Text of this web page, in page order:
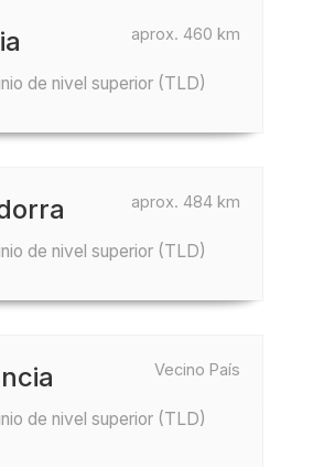
aprox. 460 km
de nivel superior (TLD)
aprox. 484 km
de nivel superior (TLD)
Vecino País
de nivel superior (TLD)